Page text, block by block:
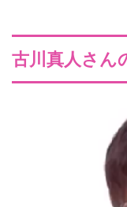
古川真人さん